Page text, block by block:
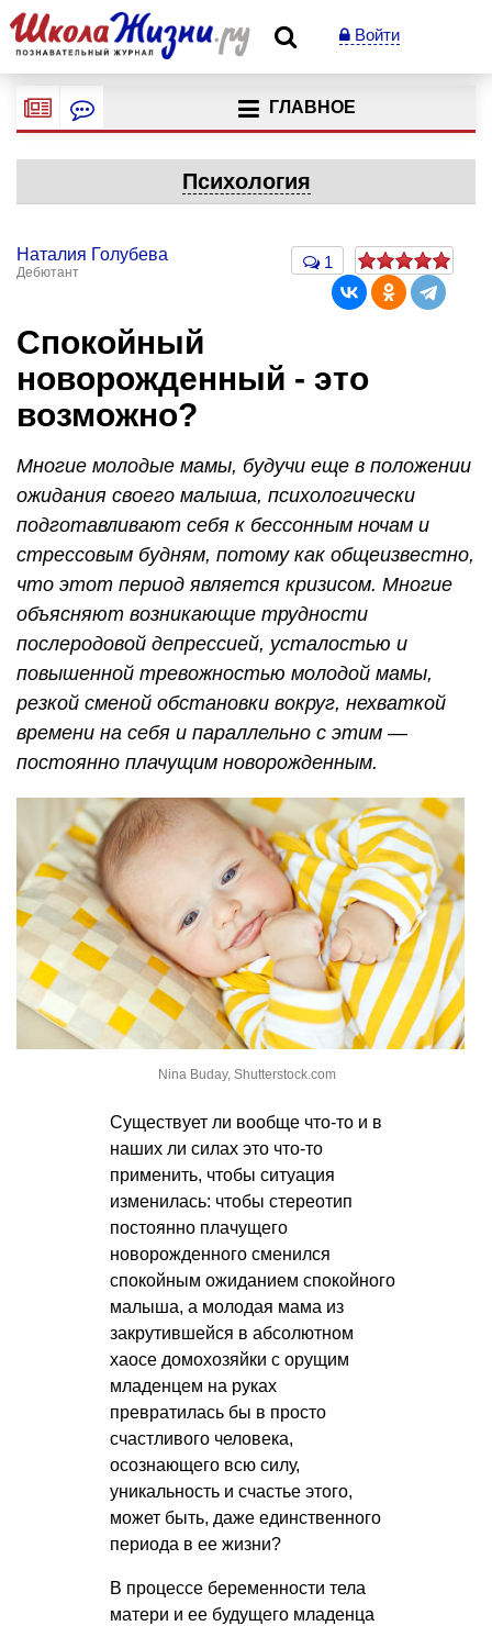
Войти
ГЛАВНОЕ
Психология
Наталия Голубева
Дебютант
1
Спокойный
новорожденный - это
возможно?
Многие молодые мамы, будучи еще в положении
ожидания своего малыша, психологически
подготавливают себя к бессонным ночам и
стрессовым будням, потому как общеизвестно,
что этот период является кризисом. Многие
объясняют возникающие трудности
послеродовой депрессией, усталостью и
повышенной тревожностью молодой мамы,
резкой сменой обстановки вокруг, нехваткой
времени на себя и параллельно с этим —
постоянно плачущим новорожденным.
Nina Buday, Shutterstock.com
Существует ли вообще что-то и в
наших ли силах это что-то
применить, чтобы ситуация
изменилась: чтобы стереотип
постоянно плачущего
новорожденного сменился
спокойным ожиданием спокойного
малыша, а молодая мама из
закрутившейся в абсолютном
хаосе домохозяйки с орущим
младенцем на руках
превратилась бы в просто
счастливого человека,
осознающего всю силу,
уникальность и счастье этого,
может быть, даже единственного
периода в ее жизни?
В процессе беременности тела
матери и ее будущего младенца